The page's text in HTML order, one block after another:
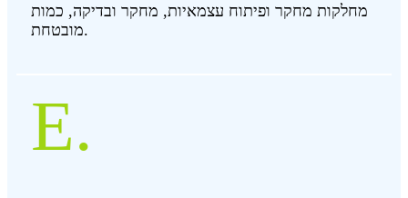
מחלקות מחקר ופיתוח עצמאיות, מחקר ובדיקה, כמות
מובטחת.
E.